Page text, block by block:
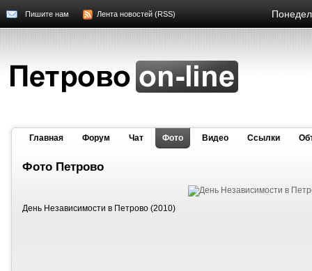
Пишите нам Лента новостей (RSS)
Главная Форум Чат Фото Видео Cсылки
Фото Петрово
День Независимости в Петрово (2010)